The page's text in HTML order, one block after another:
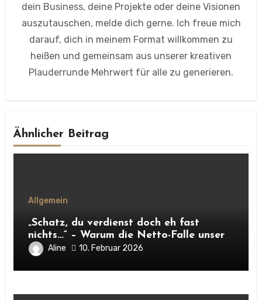
dein Business, deine Projekte oder deine Visionen
auszutauschen, melde dich gerne. Ich freue mich
darauf, dich in meinem Format willkommen zu
heißen und gemeinsam aus unserer kreativen
Plauderrunde Mehrwert für alle zu generieren.
Ähnlicher Beitrag
Allgemein
„Schatz, du verdienst doch eh fast
nichts…“ – Warum die Netto-Falle unsere
Unabhängigkeit frisst
Aline 10. Februar 2026